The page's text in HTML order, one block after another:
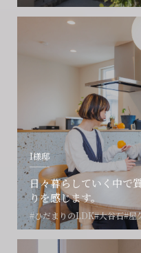
I様邸
日々暮らしていく中で
りを感じます。
#ひだまりのLDK#大谷石#屋